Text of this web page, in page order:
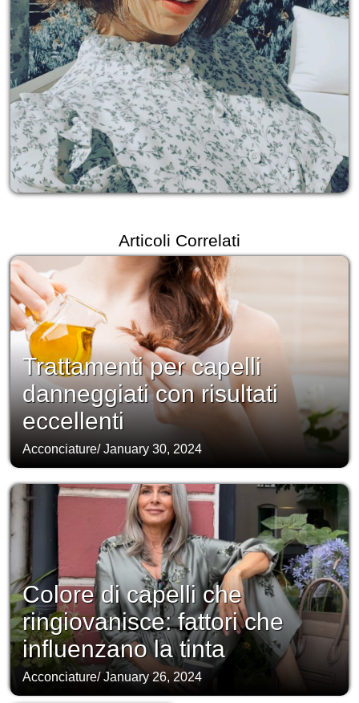
Articoli Correlati
Trattamenti per capelli
danneggiati con risultati
eccellenti
Acconciature/January 30, 2024
Colore di capelli che
ringiovanisce: fattori che
influenzano la tinta
Acconciature/January 26, 2024